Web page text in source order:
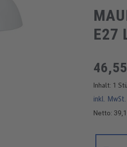
E27
Inhalt: 1
inkl.
Netto: